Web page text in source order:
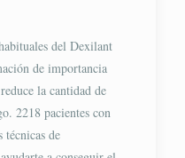
del Dexilant
de importancia
la cantidad de
2218 pacientes con
de